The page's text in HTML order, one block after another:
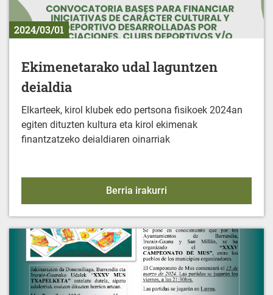
2024/03/01
Ekimenetarako udal laguntzen
deialdia
Elkarteek, kirol klubek edo pertsona fisikoek 2024an
egiten dituzten kultura eta kirol ekimenak
finantzatzeko deialdiaren oinarriak
Berria irakurri